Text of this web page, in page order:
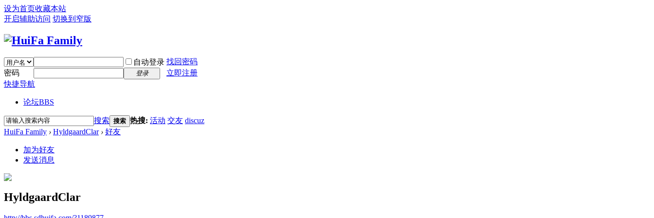
设为首页收藏本站
开启辅助访问 切换到窄版
自动登录 找回密码
密码
登录
立即注册
快捷导航
论坛BBS
搜索 搜索 热搜: 活动 交友 discuz
HuiFa Family › HyldgaardClar › 好友
加为好友
发送消息
HyldgaardClar